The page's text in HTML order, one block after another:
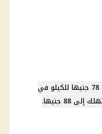
وصل سعر الدجاج الأبيض إلى نحو 78 جنيها للكيلو في
88 جنيها.